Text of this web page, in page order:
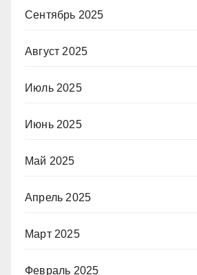
Сентябрь 2025
Август 2025
Июль 2025
Июнь 2025
Май 2025
Апрель 2025
Март 2025
Февраль 2025